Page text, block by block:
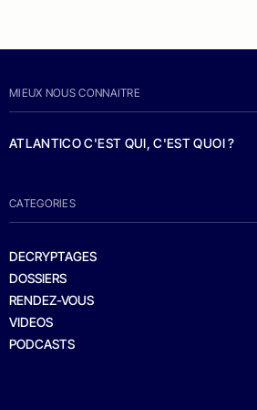
MIEUX NOUS CONNAITRE
ATLANTICO C'EST QUI, C'EST QUOI ?
CATEGORIES
DECRYPTAGES
DOSSIERS
RENDEZ-VOUS
VIDEOS
PODCASTS